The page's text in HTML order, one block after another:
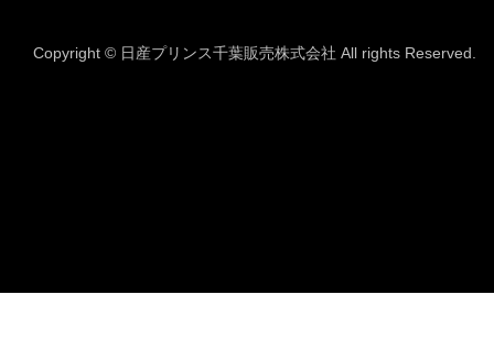
Copyright © 日産プリンス千葉販売株式会社 All rights Reserved.